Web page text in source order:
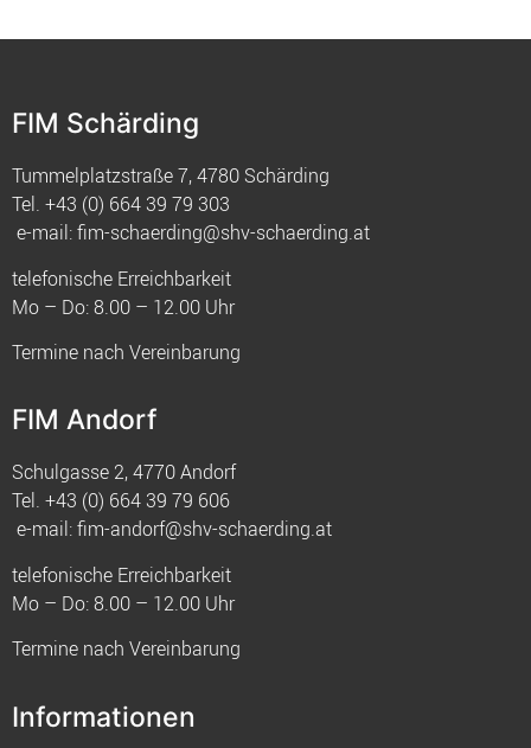
FIM Schärding
Tummelplatzstraße 7, 4780 Schärding
Tel. +43 (0) 664 39 79 303
e-mail:fim-schaerding@shv-schaerding.at
telefonische Erreichbarkeit
Mo – Do: 8.00 – 12.00 Uhr
Termine nach Vereinbarung
FIM Andorf
Schulgasse 2, 4770 Andorf
Tel. +43 (0) 664 39 79 606
e-mail:fim-andorf@shv-schaerding.at
telefonische Erreichbarkeit
Mo – Do: 8.00 – 12.00 Uhr
Termine nach Vereinbarung
Informationen